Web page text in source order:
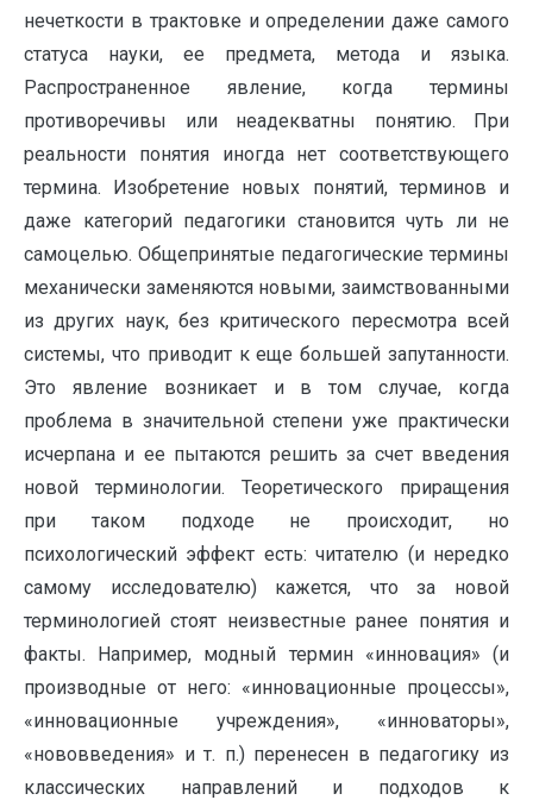
нечеткости в трактовке и определении даже самого
статуса науки, ее предмета, метода и языка.
Распространенное явление, когда термины
противоречивы или неадекватны понятию. При
реальности понятия иногда нет соответствующего
термина. Изобретение новых понятий, терминов и
даже категорий педагогики становится чуть ли не
самоцелью. Общепринятые педагогические термины
механически заменяются новыми, заимствованными
из других наук, без критического пересмотра всей
системы, что приводит к еще большей запутанности.
Это явление возникает и в том случае, когда
проблема в значительной степени уже практически
исчерпана и ее пытаются решить за счет введения
новой терминологии. Теоретического приращения
при таком подходе не происходит, но
психологический эффект есть: читателю (и нередко
самому исследователю) кажется, что за новой
терминологией стоят неизвестные ранее понятия и
факты. Например, модный термин «инновация» (и
производные от него: «инновационные процессы»,
«инновационные учреждения», «инноваторы»,
«нововведения» и т. п.) перенесен в педагогику из
классических направлений и подходов к